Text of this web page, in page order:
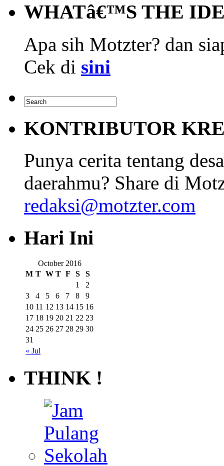
WHATâ€™S THE
Apa sih Motzter? dan
Cek di sini
KONTRIBUTOR
Punya cerita tentang
daerahmu? Share di
redaksi@motzter.com
Hari Ini
October 2016
M T W T F S S
« Jul
1
2
3
4 5 6 7 8
9
10 11 12 13 14 15 16
17 18 19 20 21 22 23
24 25 26 27 28 29 30
31
THINK !